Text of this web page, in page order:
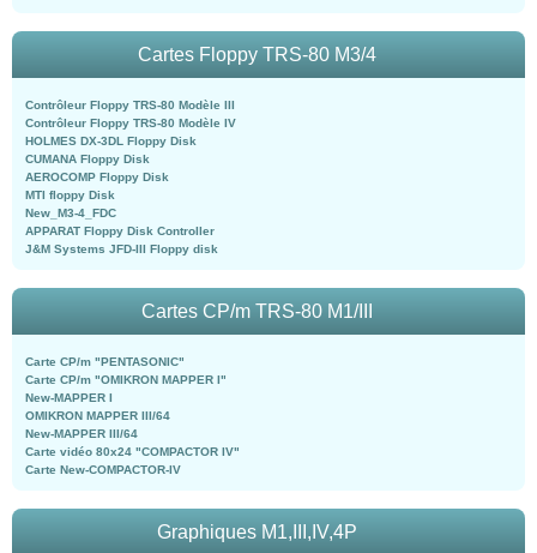
Cartes Floppy TRS-80 M3/4
Contrôleur Floppy TRS-80 Modèle III
Contrôleur Floppy TRS-80 Modèle IV
HOLMES DX-3DL Floppy Disk
CUMANA Floppy Disk
AEROCOMP Floppy Disk
MTI floppy Disk
New_M3-4_FDC
APPARAT Floppy Disk Controller
J&M Systems JFD-III Floppy disk
Cartes CP/m TRS-80 M1/III
Carte CP/m "PENTASONIC"
Carte CP/m "OMIKRON MAPPER I"
New-MAPPER I
OMIKRON MAPPER III/64
New-MAPPER III/64
Carte vidéo 80x24 "COMPACTOR IV"
Carte New-COMPACTOR-IV
Graphiques M1,III,IV,4P